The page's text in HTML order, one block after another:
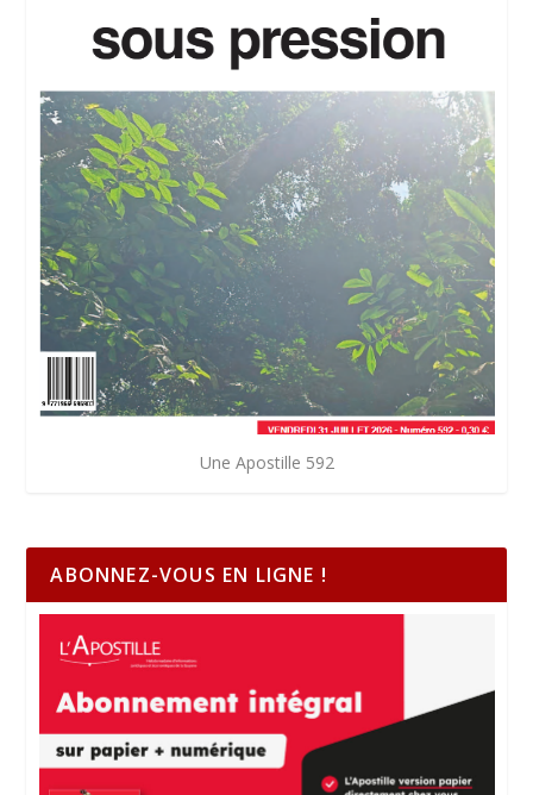
Une Apostille 592
ABONNEZ-VOUS EN LIGNE !